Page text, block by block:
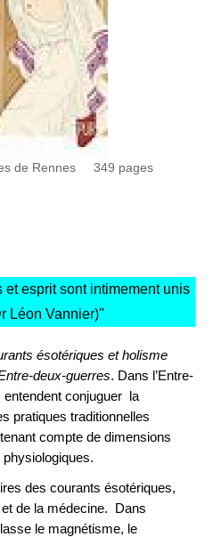
de Rennes 349 pages
et esprit sont intimement unis
Léon Vannier)"
ésotériques et holisme
deux-guerres. Dans l’Entre-
conjuguer la
pratiques traditionnelles
compte de dimensions
des courants ésotériques,
de la médecine. Dans
le magnétisme, le